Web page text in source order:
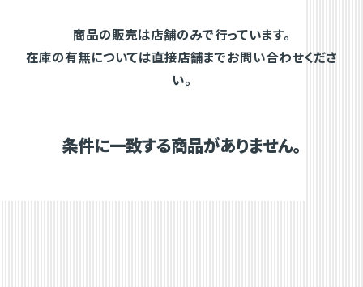
商品の販売は店舗のみで行っています。
在庫の有無については直接店舗までお問い合わせくださ
い。
条件に一致する商品がありません。